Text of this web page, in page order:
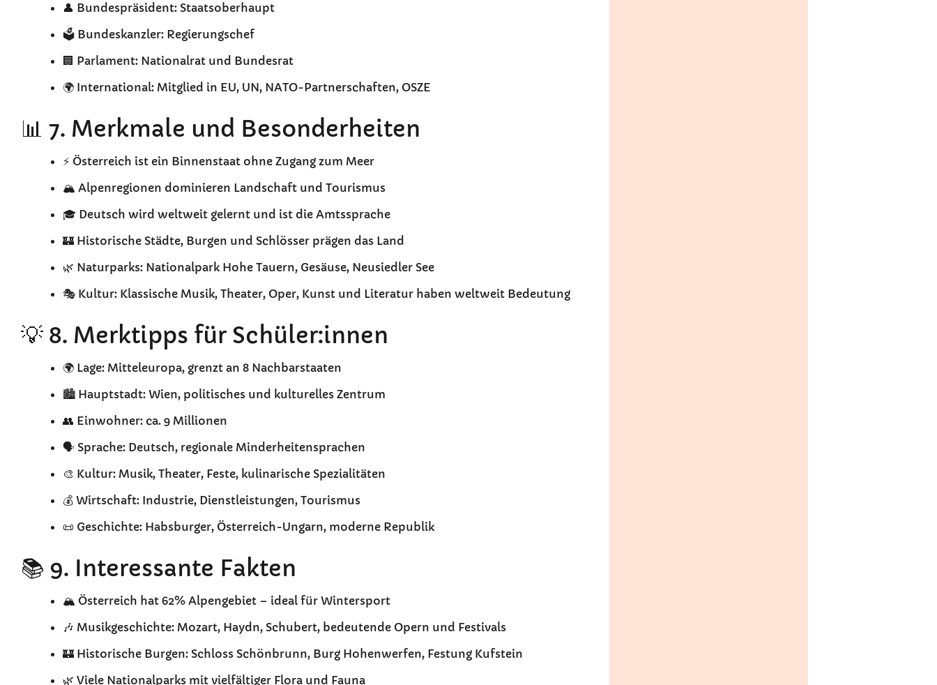
👤 Bundespräsident: Staatsoberhaupt
🗳️ Bundeskanzler: Regierungschef
🏢 Parlament: Nationalrat und Bundesrat
🌍 International: Mitglied in EU, UN, NATO-Partnerschaften, OSZE
📊 7. Merkmale und Besonderheiten
⚡ Österreich ist ein Binnenstaat ohne Zugang zum Meer
🏔️ Alpenregionen dominieren Landschaft und Tourismus
🎓 Deutsch wird weltweit gelernt und ist die Amtssprache
🏰 Historische Städte, Burgen und Schlösser prägen das Land
🌿 Naturparks: Nationalpark Hohe Tauern, Gesäuse, Neusiedler See
🎭 Kultur: Klassische Musik, Theater, Oper, Kunst und Literatur haben weltweit Bedeutung
💡 8. Merktipps für Schüler:innen
🌍 Lage: Mitteleuropa, grenzt an 8 Nachbarstaaten
🏙️ Hauptstadt: Wien, politisches und kulturelles Zentrum
👥 Einwohner: ca. 9 Millionen
🗣️ Sprache: Deutsch, regionale Minderheitensprachen
🎨 Kultur: Musik, Theater, Feste, kulinarische Spezialitäten
💰 Wirtschaft: Industrie, Dienstleistungen, Tourismus
📜 Geschichte: Habsburger, Österreich-Ungarn, moderne Republik
📚 9. Interessante Fakten
🏔️ Österreich hat 62% Alpengebiet – ideal für Wintersport
🎶 Musikgeschichte: Mozart, Haydn, Schubert, bedeutende Opern und Festivals
🏰 Historische Burgen: Schloss Schönbrunn, Burg Hohenwerfen, Festung Kufstein
🌿 Viele Nationalparks mit vielfältiger Flora und Fauna